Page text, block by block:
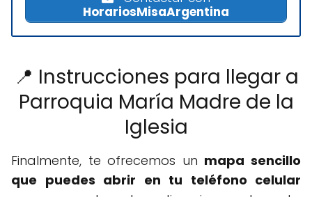
HorariosMisaArgentina
📍 Instrucciones para llegar a
Parroquia María Madre de la
Iglesia
Finalmente, te ofrecemos un mapa sencillo
que puedes abrir en tu teléfono celular